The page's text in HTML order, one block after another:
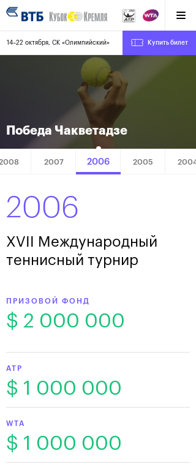
14–22 октября, СК «Олимпийский» Купить билет
Победа Чакветадзе
2007 2006 2005 2004
2006
XVII Международный
теннисный турнир
ПРИЗОВОЙ ФОНД
$ 2 000 000
ATP
$ 1 000 000
WTA
$ 1 000 000